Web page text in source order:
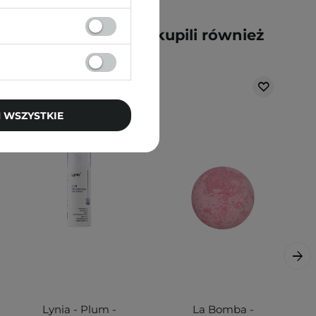
kupili ten produkt, kupili również
Lynia - Plum -
La Bomba -